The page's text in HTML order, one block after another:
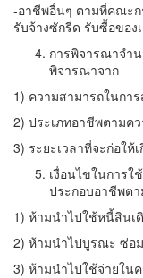
-อาชีพอื่นๆ ตามที่คณะก
รับจ้างซักรีด รับซื้อของ
การพิจารณาจำ
พิจารณาจาก
1) ความสามารถในการ
2) ประเภทอาชีพตามค
3) ระยะเวลาที่จะก่อให้
เงื่อนไขในการใ
ประกอบอาชีพต
1) ห้ามนำไปใช้หนี้สินเ
2) ห้ามนำไปบูรณะ ซ่อ
3) ห้ามนำไปใช้จ่ายใน